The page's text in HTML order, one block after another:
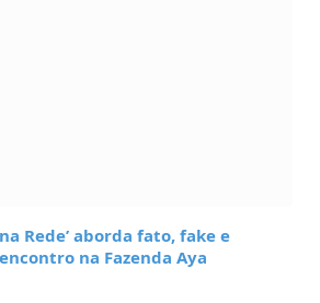
Rede’ aborda fato, fake e
na Fazenda Aya